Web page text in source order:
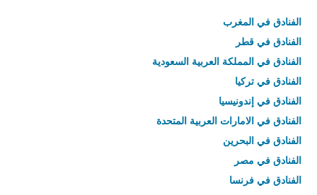
الفنادق في المغرب
الفنادق في قطر
الفنادق في المملكة العربية السعودية
الفنادق في تركيا
الفنادق في إندونيسيا
الفنادق في الامارات العربية المتحدة
الفنادق في البحرين
الفنادق في مصر
الفنادق في فرنسا